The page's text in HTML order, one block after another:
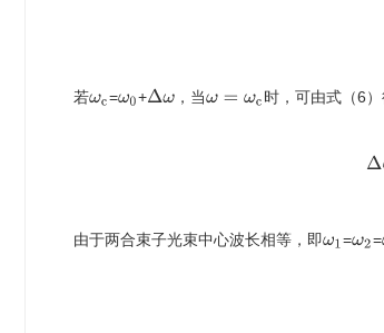
若ωc=ω0+Δω ，当ω =ω c 时，可由式（6）
由于两合束子光束中心波长相等，即ω1=ω2=